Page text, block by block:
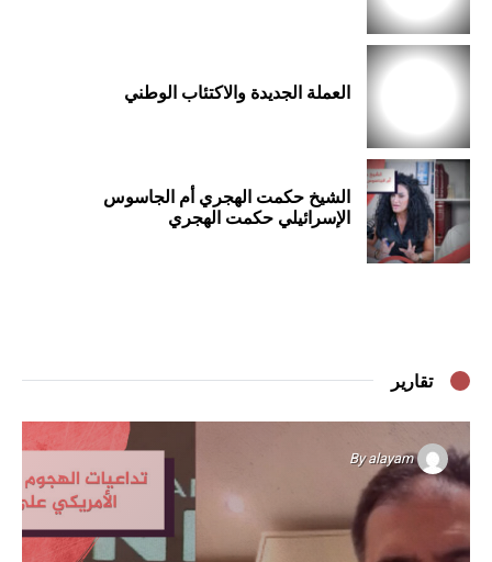
العملة الجديدة والاكتئاب الوطني
الشيخ حكمت الهجري أم الجاسوس
الإسرائيلي حكمت الهجري
تقارير
Byalayam